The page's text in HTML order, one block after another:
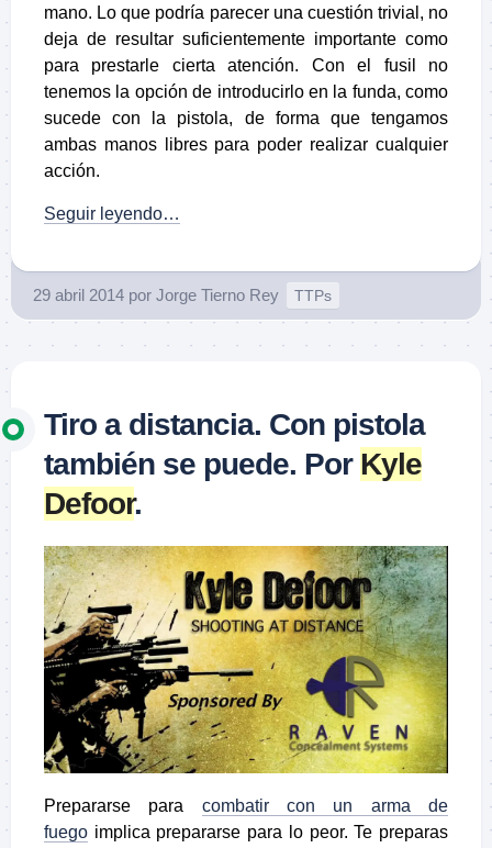
mano. Lo que podría parecer una cuestión trivial, no
deja de resultar suficientemente importante como
para prestarle cierta atención. Con el fusil no
tenemos la opción de introducirlo en la funda, como
sucede con la pistola, de forma que tengamos
ambas manos libres para poder realizar cualquier
acción.
Seguir leyendo…
29 abril 2014 por Jorge Tierno Rey TTPs
Tiro a distancia. Con pistola
también se puede. Por Kyle
Defoor.
Prepararse para
combatir con un arma de
fuego implica prepararse para lo peor. Te preparas